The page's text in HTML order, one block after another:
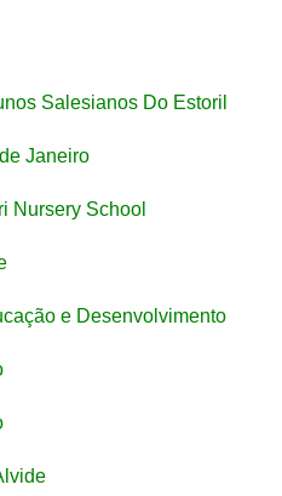
Salesianos Do Estoril
Janeiro
Nursery School
e Desenvolvimento